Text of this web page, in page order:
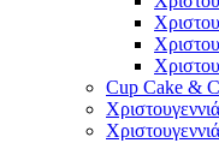
Cup Cake &